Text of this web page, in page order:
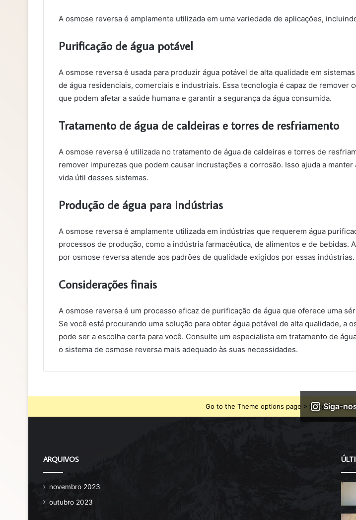
A osmose reversa é amplamente utilizada em uma variedade de aplicações,
Purificação de água potável
A osmose reversa é usada para produzir água potável de alta qualidade em
de água residenciais, comerciais e industriais. Essa tecnologia é capaz de remover
que podem afetar a saúde humana e garantir a segurança da água consumida.
Tratamento de água de caldeiras e torres de resfriamento
A osmose reversa é utilizada no tratamento de água de caldeiras e torres de
remover impurezas que podem causar incrustações e corrosão. Isso ajuda a manter
vida útil desses sistemas.
Produção de água para indústrias
A osmose reversa é amplamente utilizada em indústrias que requerem água
processos de produção, como a indústria farmacêutica, de alimentos e de bebidas.
por osmose reversa atende aos padrões de qualidade exigidos por essas indústrias.
Considerações finais
A osmose reversa é um processo eficaz de purificação de água que oferece uma
Se você está procurando uma solução para obter água potável de alta qualidade, a
pode ser a escolha certa para você. Consulte um especialista em tratamento de
o sistema de osmose reversa mais adequado às suas necessidades.
Siga-
Go to the Theme options page > Integrations,
ARQUIVOS
novembro 2023
outubro 2023